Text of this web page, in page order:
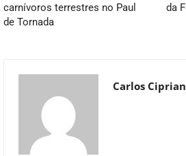
carnívoros terrestres no Paul
de Tornada
da
Carlos